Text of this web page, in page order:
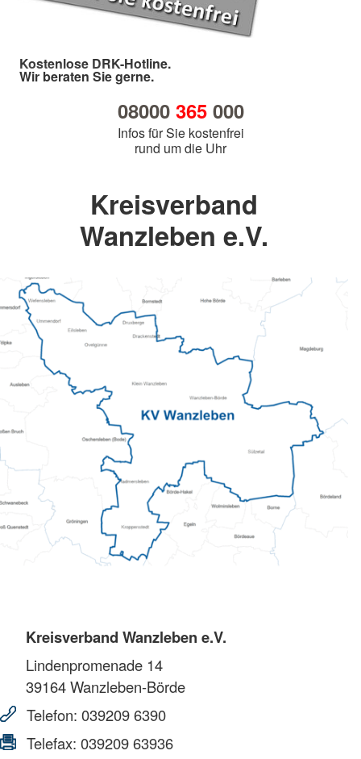
Kostenlose DRK-Hotline.
Wir beraten Sie gerne.
08000 365000
Infos für Sie kostenfrei
rund um die Uhr
Kreisverband
Wanzleben e.V.
Kreisverband Wanzleben e.V.
Lindenpromenade 14
39164Wanzleben-Börde
Telefon: 039209 6390
Telefax: 039209 63936